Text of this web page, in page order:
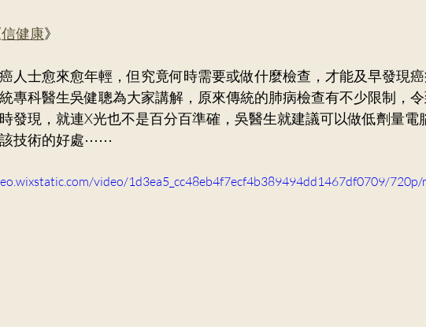
生
怡醫生
信健康》
人士愈來愈年輕，但究竟何時需要或做什麼檢查，才能及早發現
專科醫生吳健聰為大家講解，原來傳統的肺病檢查有不少限制，
發現，就連X光也不是百分百準確，吳醫生就建議可以做低劑量電
技術的好處⋯⋯
video/1d3ea5_cc48eb4f7ecf4b389494dd1467df0709/